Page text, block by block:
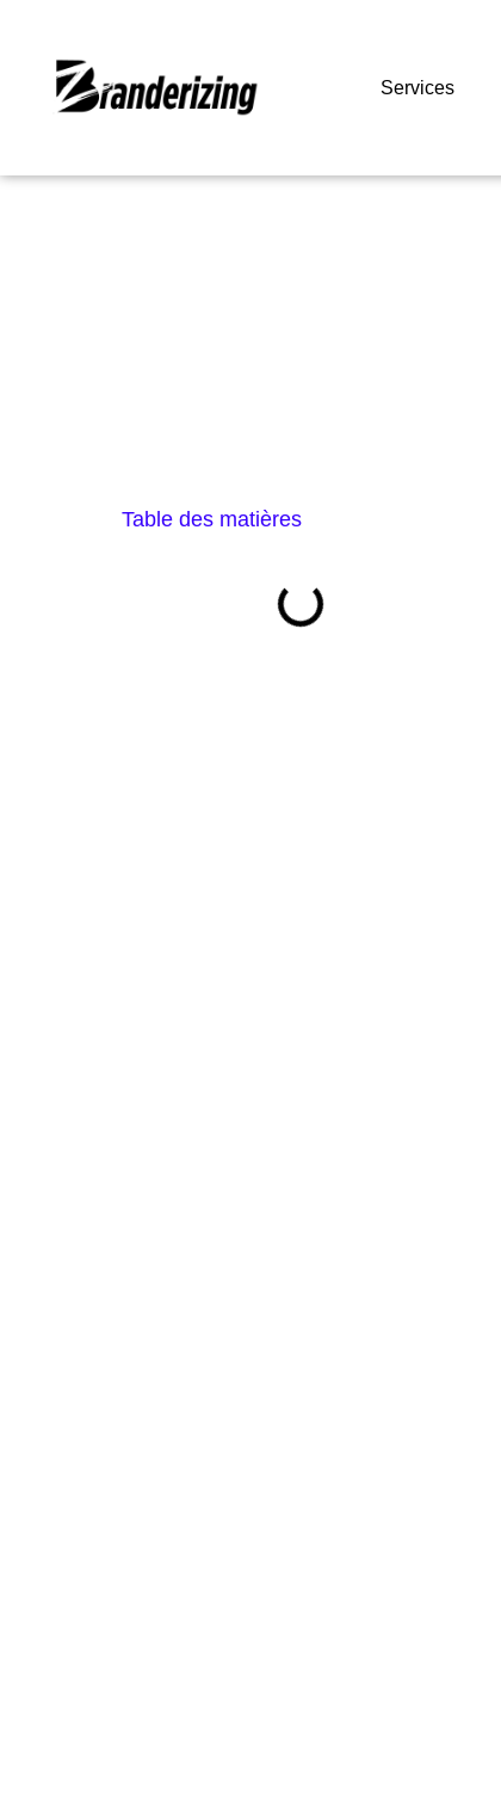
Services
Table des matières